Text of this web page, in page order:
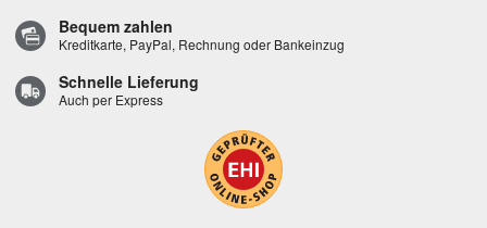
Bequem zahlen
Kreditkarte, PayPal, Rechnung oder Bankeinzug
Schnelle Lieferung
Auch per Express